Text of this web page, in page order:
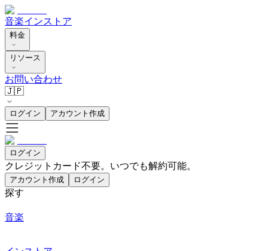
音楽インストア
料金
リソース
お問い合わせ
🇯🇵
ログイン アカウント作成
ログイン
クレジットカード不要。いつでも解約可能。
アカウント作成 ログイン
探す
音楽